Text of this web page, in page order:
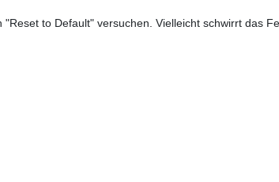
"Reset to Default" versuchen. Vielleicht schwirrt das